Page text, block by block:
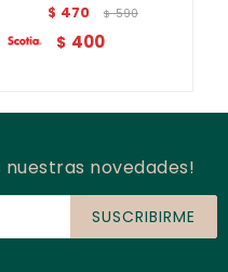
$ 470 $ 590
$ 400
novedades!
SUSCRIBIRME